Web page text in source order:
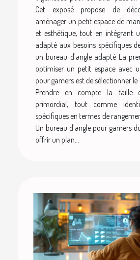
Cet exposé propose de
aménager un petit espace de
et esthétique, tout en intégrant
adapté aux besoins spécifiques
un bureau d'angle adapté La
optimiser un petit espace avec
pour gamers est de sélectionner
Prendre en compte la taille
primordial, tout comme
spécifiques en termes de
Un bureau d'angle pour gamers
offrir un plan...